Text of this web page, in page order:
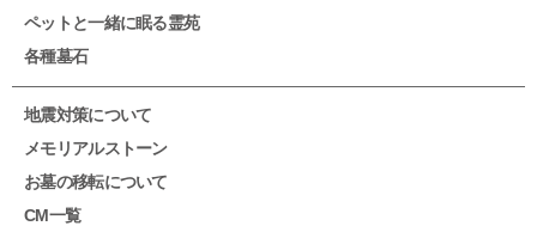
ペットと一緒に眠る霊苑
各種墓石
地震対策について
メモリアルストーン
お墓の移転について
CM一覧